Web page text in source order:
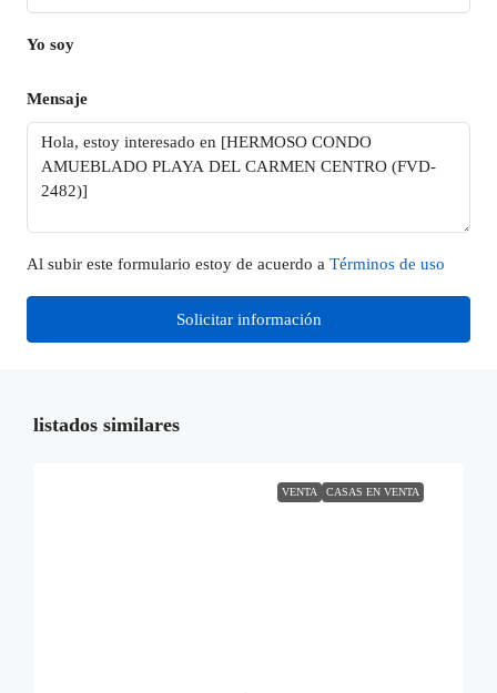
Yo soy
Mensaje
Al subir este formulario estoy de acuerdo a Términos de uso
Solicitar información
listados similares
VENTA CASAS EN VENTA